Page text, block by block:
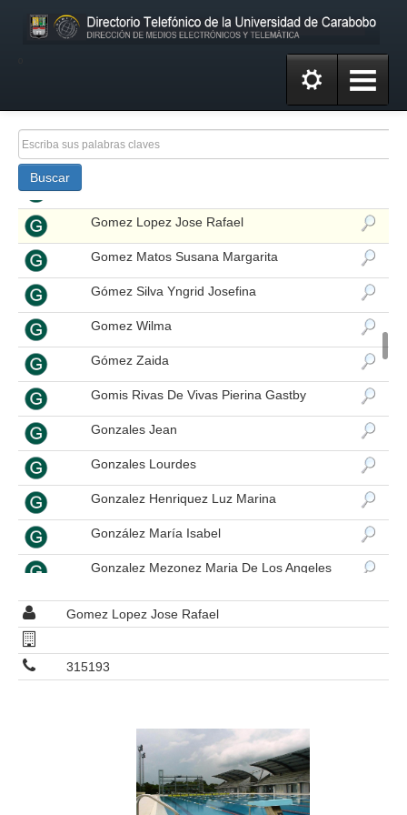
Buscar
Giménez Rodríguez Eneiro José
Gomez De Rojas Mary Yolanda
Gomez Lopez Jose Rafael
Gomez Matos Susana Margarita
Gómez Silva Yngrid Josefina
Gomez Wilma
Gómez Zaida
Gomis Rivas De Vivas Pierina Gastby
Gonzales Jean
Gonzales Lourdes
Gonzalez Henriquez Luz Marina
González María Isabel
Gonzalez Mezonez Maria De Los Angeles
González Pérez Tamaud
Gonzalez Sosa Adriana Natali
Granadillo Malave Carlos Gustavo
Granado Lugo Andreina
Graterol Hernandez Luis German
Gomez Lopez Jose Rafael
315193